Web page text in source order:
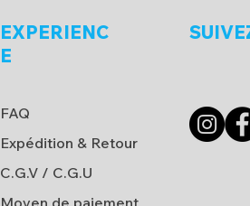
EXPERIENC
E
FAQ
Expédition & Retour
C.G.V / C.G.U
Moyen de paiement